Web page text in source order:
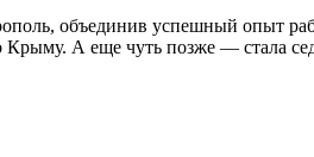
объединив успешный опыт
Крыму. А еще чуть позже — стала